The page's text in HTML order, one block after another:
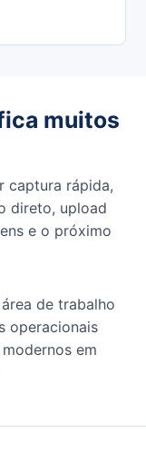
muitos
captura rápida,
direto, upload
e o próximo
de trabalho
operacionais
em